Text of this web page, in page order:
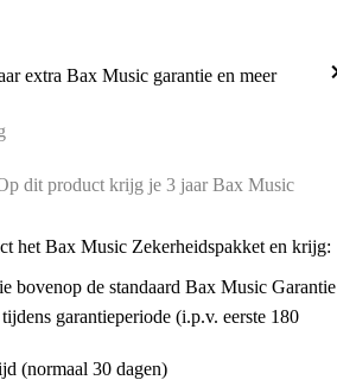
extra Bax Music garantie en meer
dit product krijg je 3 jaar Bax Music
het Bax Music Zekerheidspakket en krijg:
bovenop de standaard Bax Music Garantie
garantieperiode (i.p.v. eerste 180
(normaal 30 dagen)